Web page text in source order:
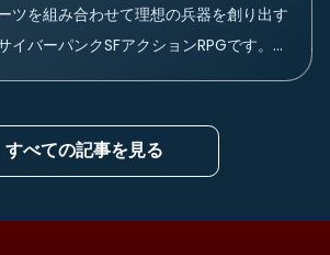
ツを組み合わせて理想の兵器を創り出す
イバーパンクSFアクションRPGです。集
すべての記事を見る